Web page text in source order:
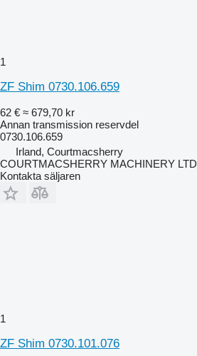
1
ZF Shim 0730.106.659
62 € ≈ 679,70 kr
Annan transmission reservdel
0730.106.659
Irland, Courtmacsherry
COURTMACSHERRY MACHINERY LTD
Kontakta säljaren
1
ZF Shim 0730.101.076